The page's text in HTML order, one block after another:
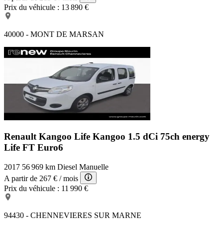
Prix du véhicule : 13 890 €
40000 - MONT DE MARSAN
Renault Kangoo Life Kangoo 1.5 dCi 75ch energy
Life FT Euro6
2017 56 969 km Diesel Manuelle
A partir de 267 € / mois
Prix du véhicule : 11 990 €
94430 - CHENNEVIERES SUR MARNE